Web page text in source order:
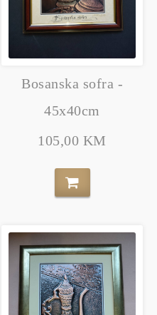
Bosanska sofra -
45x40cm
105,00 KM